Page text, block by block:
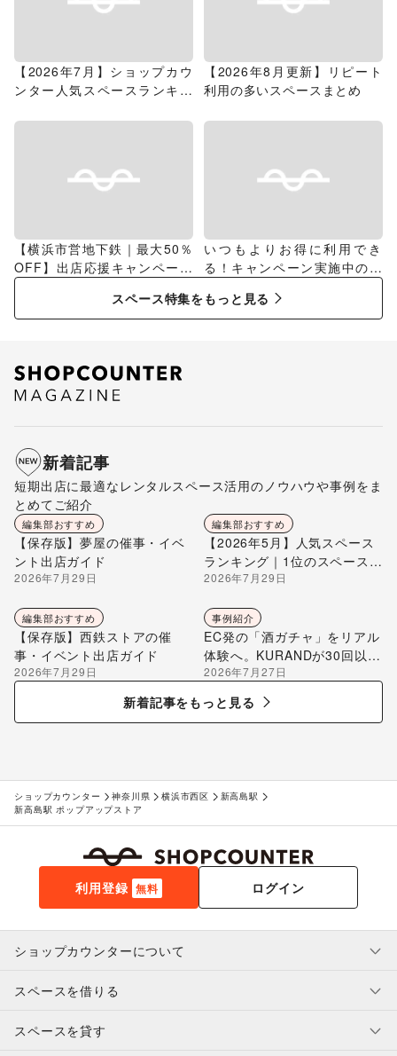
【2026年7月】ショップカウ
ンター人気スペースランキン
【2026年8月更新】リピート
利用の多いスペースまとめ
【横浜市営地下鉄｜最大50％
OFF】出店応援キャンペーン
特集
いつもよりお得に利用でき
る！キャンペーン実施中のス
スペース特集をもっと見る
新着記事
短期出店に最適なレンタルスペース活用のノウハウや事例をま
とめてご紹介
編集部おすすめ
【保存版】夢屋の催事・イベ
ント出店ガイド
2026年7月29日
編集部おすすめ
【2026年5月】人気スペース
ランキング｜1位のスペースを
編集部が解説
2026年7月29日
編集部おすすめ
【保存版】西鉄ストアの催
事・イベント出店ガイド
2026年7月29日
事例紹介
EC発の「酒ガチャ」をリアル
体験へ。KURANDが30回以上
のポップアップ出店で届け
る“新しいお酒との出会い”
2026年7月27日
新着記事をもっと見る
ショップカウンター 神奈川県 横浜市西区
新高島駅
新高島駅 ポップアップストア
利用登録 無料 ログイン
ショップカウンターについて
利用規約・ガイドライン
特定商取引法に基づく表示
スペースを借りる
スペースを借りたい人へ
スペースを貸す